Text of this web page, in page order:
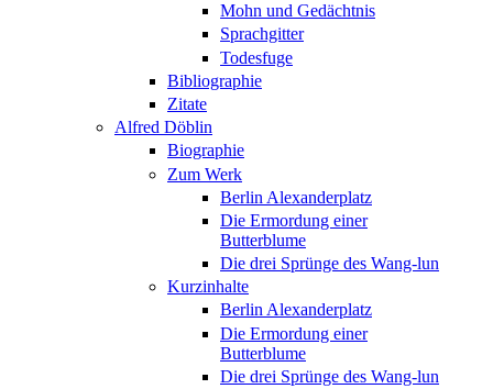
Mohn und Gedächtnis
Sprachgitter
Todesfuge
Bibliographie
Zitate
Alfred Döblin
Biographie
Zum Werk
Berlin Alexanderplatz
Die Ermordung einer
Butterblume
Die drei Sprünge des Wang-lun
Kurzinhalte
Berlin Alexanderplatz
Die Ermordung einer
Butterblume
Die drei Sprünge des Wang-lun